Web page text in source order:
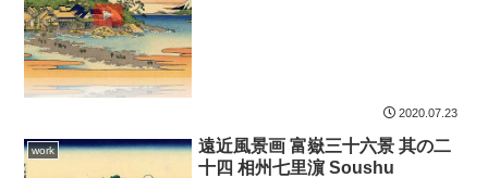
2020.07.23
work
遠近風景画 富嶽三十六景 其の二
十四 相州七里濵 Soushu